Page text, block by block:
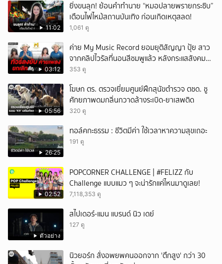
11:02
ยิ่งขนลุก! ย้อนคำทำนาย “หมอปลายพรายกระซิบ”
เตือนไฟไหม้สถานบันเทิง ก่อนเกิดเหตุสลด!
1,061 ดู
03:12
ค่าย My Music Record ยอมยุติสัญญา ปุ้ย สาว
จากคลิปไวรัลที่นอนสีชมพูแล้ว หลังกระแสสังคม
และคนในวงการวิจารณ์เรื่องความเหมาะสม
353 ดู
05:56
โฆษก ตร. ตรวจเยี่ยมศูนย์ฝึกสุนัขตำรวจ ตชด. ชู
ศักยภาพดมกลิ่นกวาดล้างระเบิด-ยาเสพติด
320 ดู
26:25
ทอล์คกะธรรม : ชีวิตมีค่า ใช้เวลาหาความสุขเถอะ
191 ดู
02:52
POPCORNER CHALLENGE | #FELIZZ กับ
Challenge แบบแมว ๆ จะน่ารักแค่ไหนมาดูเลย!
7,118,353 ดู
ตัวอย่าง
สไปเดอร์-แมน แบรนด์ นิว เดย์
127 ดู
นิวยอร์ก สั่งอพยพคนออกจาก 'ตึกสูง' กว่า 30